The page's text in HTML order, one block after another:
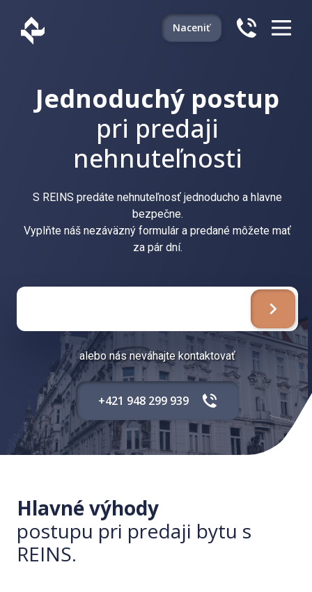
Naceniť
Jednoduchý postup
pri predaji
nehnuteľnosti
S REINS predáte nehnuteľnosť jednoducho a hlavne
bezpečne.
Vyplňte náš nezáväzný formulár a predané môžete mať
za pár dní.
alebo nás neváhajte kontaktovať
+421 948 299 939
Hlavné výhody
postupu pri predaji bytu s
REINS.